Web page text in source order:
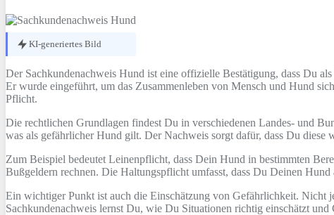
KI-generiertes Bild
Der Sachkundenachweis Hund ist eine offizielle Bestätigung, dass Du
Er wurde eingeführt, um das Zusammenleben von Mensch und Hund
Pflicht.
Die rechtlichen Grundlagen findest Du in verschiedenen Landes- und
was als gefährlicher Hund gilt. Der Nachweis sorgt dafür, dass Du diese
Zum Beispiel bedeutet Leinenpflicht, dass Dein Hund in bestimmten
Bußgeldern rechnen. Die Haltungspflicht umfasst, dass Du Deinen
Ein wichtiger Punkt ist auch die Einschätzung von Gefährlichkeit. Nicht
Sachkundenachweis lernst Du, wie Du Situationen richtig einschätzt und